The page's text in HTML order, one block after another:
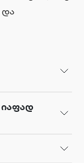
და